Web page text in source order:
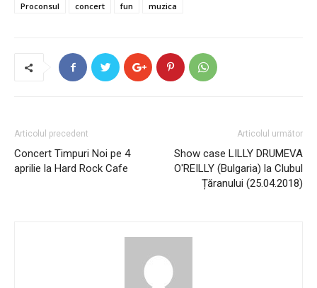
Proconsul
concert fun muzica
Articolul precedent
Concert Timpuri Noi pe 4
aprilie la Hard Rock Cafe
Articolul următor
Show case LILLY DRUMEVA
O'REILLY (Bulgaria) la Clubul
Țăranului (25.04.2018)